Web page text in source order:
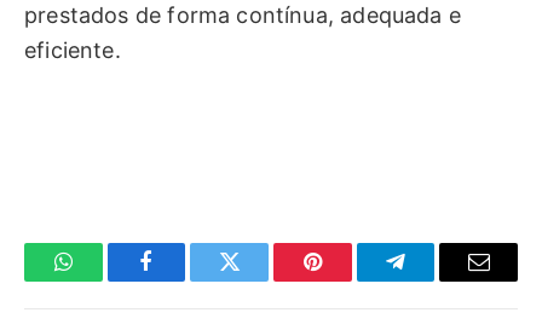
prestados de forma contínua, adequada e
eficiente.
WhatsAppFacebookTwitter Pinterest TelegramaE-